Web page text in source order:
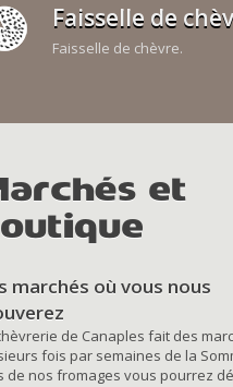
Faisselle de
Faisselle de chèvre.
et
marchés où vous nous
de Canaples fait des
fois par semaines de la
de nos fromages vous pourrez